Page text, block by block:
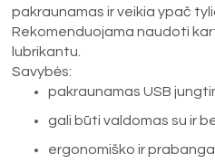
pakraunamas ir veikia ypač
Rekomenduojama naudoti
lubrikantu.
Savybės:
pakraunamas USB
gali būti valdomas su ir
ergonomiško ir